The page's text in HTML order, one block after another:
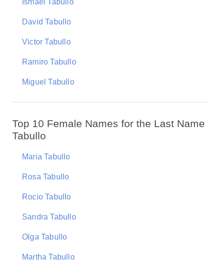
Ismael Tabullo
David Tabullo
Victor Tabullo
Ramiro Tabullo
Miguel Tabullo
Top 10 Female Names for the Last Name
Tabullo
Maria Tabullo
Rosa Tabullo
Rocio Tabullo
Sandra Tabullo
Olga Tabullo
Martha Tabullo